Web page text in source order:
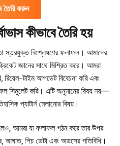
তৈরি করুন
কীভাবে তৈরি হয়
তা স্তরযুক্ত বিশ্লেষণের ফলাফল। আমাদের
জ্ঞানের সাথে মিশ্রিত করে। আমরা
রিয়েল-টাইম আপডেট বিবেচনা করি এবং
সিমুলেট করি। এটি অনুমানের বিষয় নয়—
প্যাটার্ন মেলানোর বিষয়।
আমরা যা ফলাফল গঠন করে তার উপর
আঘাত, পিচ ডেটা এবং অডসের গতিবিধি।